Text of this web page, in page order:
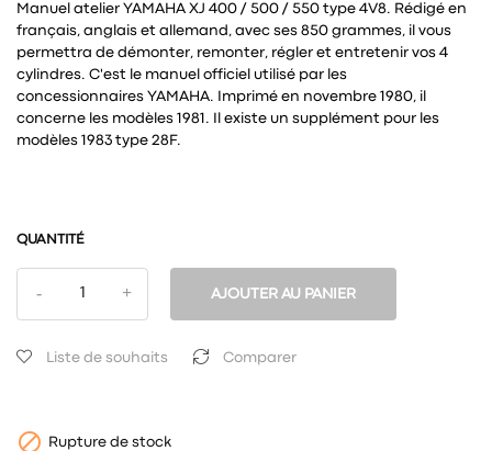
Manuel atelier YAMAHA XJ 400 / 500 / 550 type 4V8. Rédigé en
français, anglais et allemand, avec ses 850 grammes, il vous
permettra de démonter, remonter, régler et entretenir vos 4
cylindres. C'est le manuel officiel utilisé par les
concessionnaires YAMAHA. Imprimé en novembre 1980, il
concerne les modèles 1981. Il existe un supplément pour les
modèles 1983 type 28F.
QUANTITÉ
AJOUTER AU PANIER
Liste de souhaits Comparer
 Rupture de stock